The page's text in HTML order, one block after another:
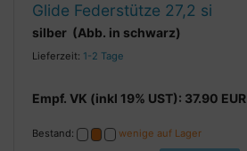
Glide Federstütze 27,2 si
silber (Abb. in schwarz)
Lieferzeit: 1-2 Tage
Empf. VK (inkl 19% UST): 37.90 EUR
Bestand: wenige auf Lager